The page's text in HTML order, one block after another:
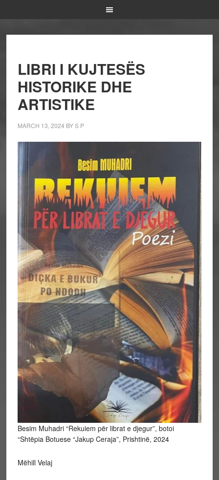
LIBRI I KUJTESËS
HISTORIKE DHE
ARTISTIKE
MARCH 13, 2024 BYS P
Besim Muhadri “Rekuiem për librat e djegur”, botoi
“Shtëpia Botuese “Jakup Ceraja”, Prishtinë, 2024
Mëhill Velaj